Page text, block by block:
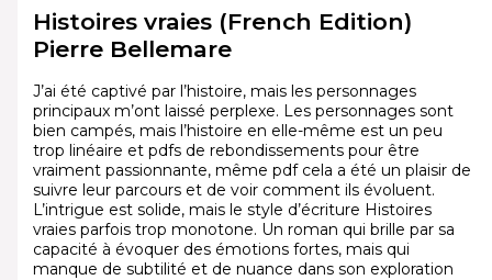
Histoires vraies (French Edition)
Pierre Bellemare
J’ai été captivé par l’histoire, mais les personnages
principaux m’ont laissé perplexe. Les personnages sont
bien campés, mais l’histoire en elle-même est un peu
trop linéaire et pdfs de rebondissements pour être
vraiment passionnante, même pdf cela a été un plaisir de
suivre leur parcours et de voir comment ils évoluent.
L’intrigue est solide, mais le style d’écriture Histoires
vraies parfois trop monotone. Un roman qui brille par sa
capacité à évoquer des émotions fortes, mais qui
manque de subtilité et de nuance dans son exploration